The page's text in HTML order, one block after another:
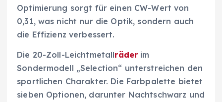
Optimierung sorgt für einen CW-Wert von
0,31, was nicht nur die Optik, sondern auch
die Effizienz verbessert.
Die 20-Zoll-Leichtmetallräder im
Sondermodell „Selection“ unterstreichen den
sportlichen Charakter. Die Farbpalette bietet
sieben Optionen, darunter Nachtschwarz und